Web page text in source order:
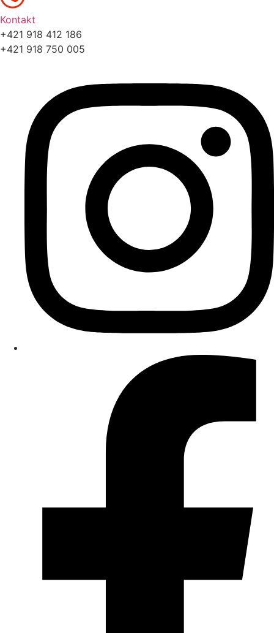
Kontakt
+421 918 412 186
+421 918 750 005